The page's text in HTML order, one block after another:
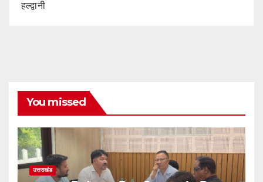
हल्द्वानी
You missed
उत्तराखंड